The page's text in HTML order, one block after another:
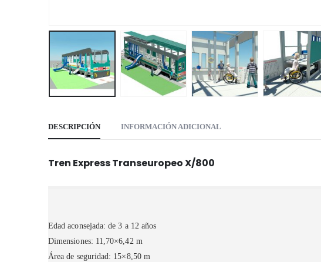
DESCRIPCIÓN INFORMACIÓN ADICIONAL
Tren Express Transeuropeo X/800
Edad aconsejada: de 3 a 12 años
Dimensiones: 11,70×6,42 m
Área de seguridad: 15×8,50 m